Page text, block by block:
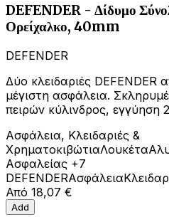
DEFENDER - Δίδυμο
Ορείχαλκο, 40mm
DEFENDER
Δύο κλειδαριές DEFENDER
μέγιστη ασφάλεια.
πειρών κύλινδρος, εγγύηση
Ασφάλεια, Κλειδαριές &
ΧρηματοκιβώτιαΛουκέτα
Ασφαλείας +7
DEFENDERΑσφάλεια
Από 18,07 €
Add